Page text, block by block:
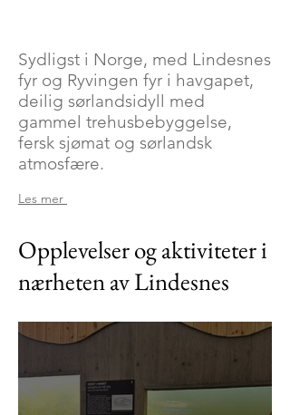
Sydligst i Norge, med Lindesnes
fyr og Ryvingen fyr i havgapet,
deilig sørlandsidyll med
gammel trehusbebyggelse,
fersk sjømat og sørlandsk
atmosfære.
Les mer
Opplevelser og aktiviteter i
nærheten av Lindesnes